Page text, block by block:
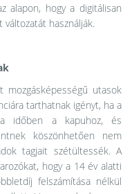
alapon, hogy a digitálisan
használják.
utasok
tarthatnak igényt, ha a
időben a kapuhoz, és
köszönhetően nem
tagjait szétültessék. A
hogy a 14 év alatti
felszámítása nélkül